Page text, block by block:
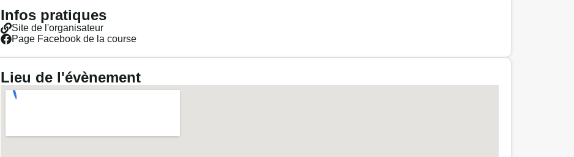
Infos pratiques
Site de l'organisateur
Page Facebook de la course
Lieu de l'évènement